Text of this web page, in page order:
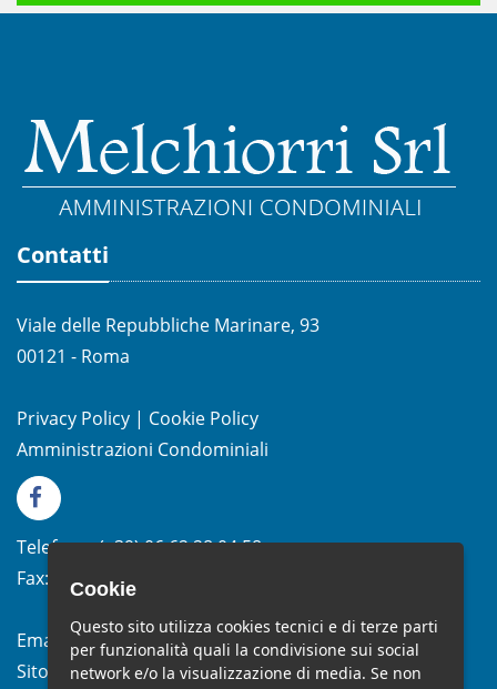
Contatti
Viale delle Repubbliche Marinare, 93
00121 - Roma
Privacy Policy | Cookie Policy
Amministrazioni Condominiali
Telefono:(+39)06.62.28.04.58
Fax:
(+39) 06.99.33.19.10
Email: info@studiomelchiorri.it
Sito Web:www.stmelchiorri.it
Cookie
Questo sito utilizza cookies tecnici e di terze parti
per funzionalità quali la condivisione sui social
network e/o la visualizzazione di media. Se non